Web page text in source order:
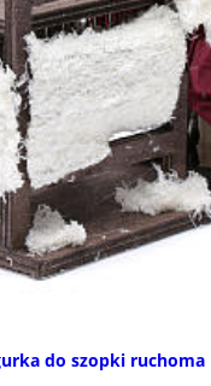
do szopki ruchoma